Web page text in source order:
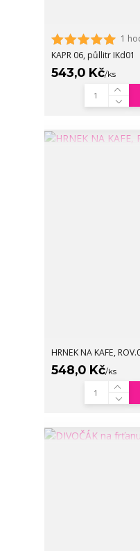
1
KAPR 06, půllitr IKd01
543,0 Kč/ks
HRNEK NA KAFE,
548,0 Kč/ks